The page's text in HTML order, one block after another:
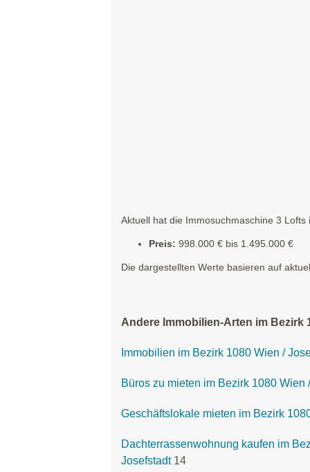
Aktuell hat die Immosuchmaschine 3
Preis: 998.000 € bis 1.495.000 €
Die dargestellten Werte basieren auf
Andere Immobilien-Arten im Bezirk
Immobilien im Bezirk 1080 Wien /
Büros zu mieten im Bezirk 1080 Wien
Geschäftslokale mieten im Bezirk
Dachterrassenwohnung kaufen im
Josefstadt 14